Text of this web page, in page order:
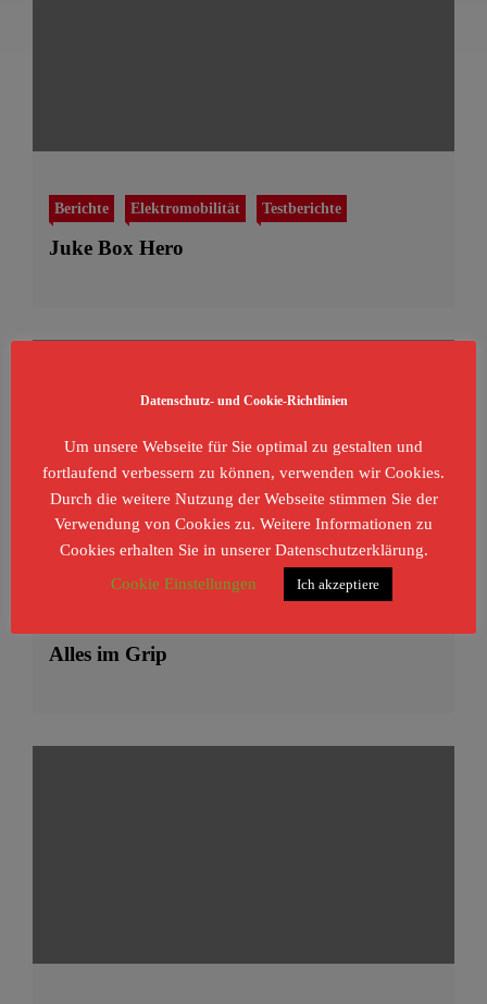
Berichte Elektromobilität Testberichte
Juke Box Hero
Alles im Grip
Datenschutz- und Cookie-Richtlinien
Um unsere Webseite für Sie optimal zu gestalten und
fortlaufend verbessern zu können, verwenden wir Cookies.
Durch die weitere Nutzung der Webseite stimmen Sie der
Verwendung von Cookies zu. Weitere Informationen zu
Cookies erhalten Sie in unserer Datenschutzerklärung.
Cookie Einstellungen
Ich akzeptiere